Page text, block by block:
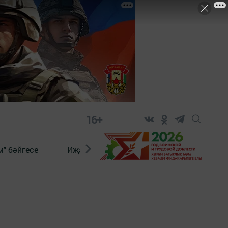
16+
бәйгесе Иҗат Реклама Онлайн